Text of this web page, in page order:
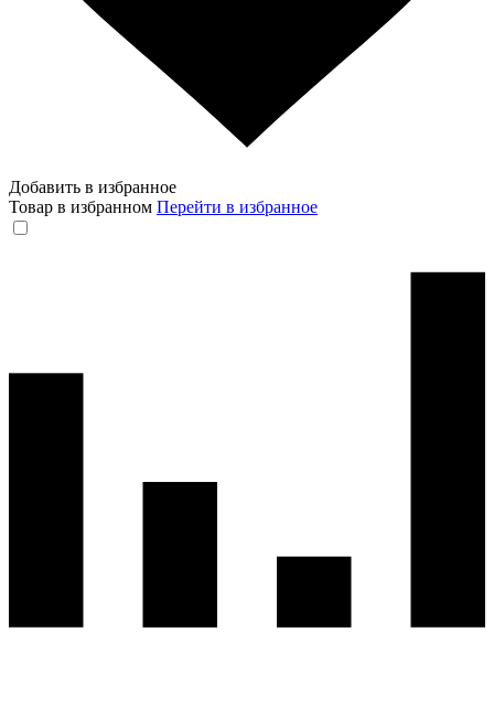
Добавить в избранное
Товар в избранном Перейти в избранное